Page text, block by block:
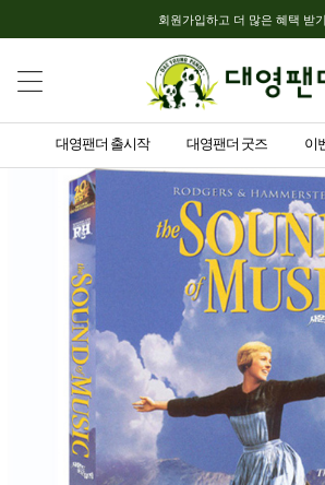
회원가입하고 더 많은 혜택 받
대영팬더 출시작 대영팬더 굿즈 이